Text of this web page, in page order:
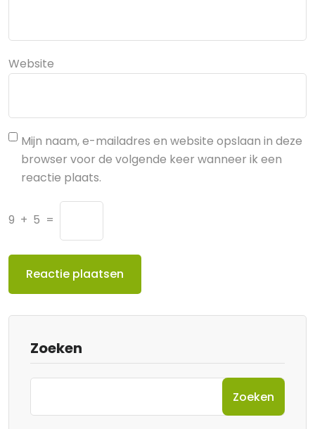
Website
Mijn naam, e-mailadres en website opslaan in deze
browser voor de volgende keer wanneer ik een
reactie plaats.
9 + 5 =
Zoeken
Zoeken